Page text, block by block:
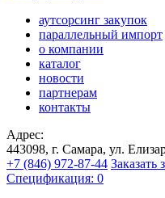
аутсорсинг закупок
параллельный импорт
о компании
каталог
новости
партнерам
контакты
Адрес:
443098, г. Самара, ул.
+7 (846) 972-87-44 Заказать
Спецификация: 0